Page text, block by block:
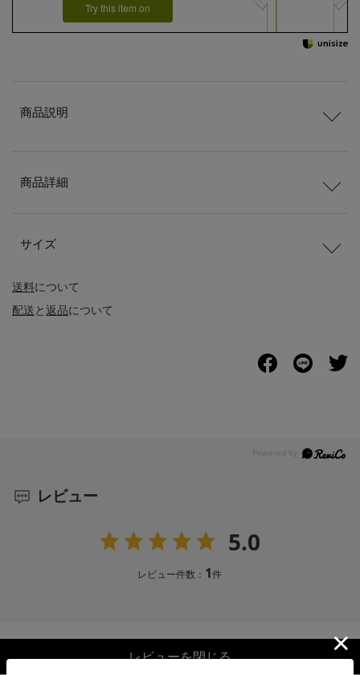
Try this item on
送料について
配送と返品について
商品説明
商品詳細
サイズ
レビュー
5.0
レビュー件数： 1件
レビューを閉じる